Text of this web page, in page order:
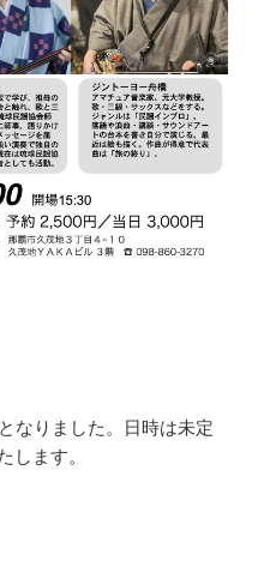
なりました。日時は未定
します。